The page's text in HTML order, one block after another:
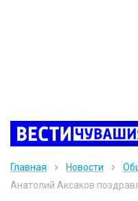
Главная Новости
Анатолий Аксаков